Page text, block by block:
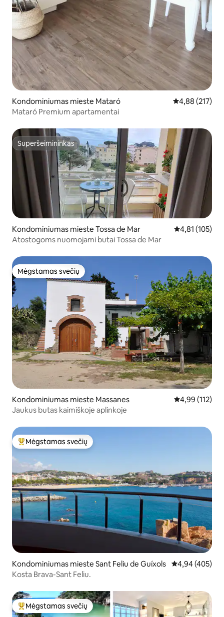
Kondominiumas mieste Mataró Vidutinis
4,88 (217)
Mataró Premium apartamentai
Superšeimininkas
Superšeimininkas
Kondominiumas mieste Tossa de Mar Vidutinis
4,81 (105)
Atostogoms nuomojami butai Tossa de Mar
Mėgstamas svečių
Mėgstamas svečių
Kondominiumas mieste Massanes Vidutinis
4,99 (112)
Jaukus butas kaimiškoje aplinkoje
Svečių mėgstamiausias
Mėgstamas svečių
Kondominiumas mieste Sant Feliu de Guíxols Vidutinis
4,94 (405)
Kosta Brava-Sant Feliu.
Svečių mėgstamiausias
Mėgstamas svečių